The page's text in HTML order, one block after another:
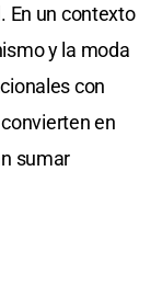
En un contexto
y la moda
con
en
sumar